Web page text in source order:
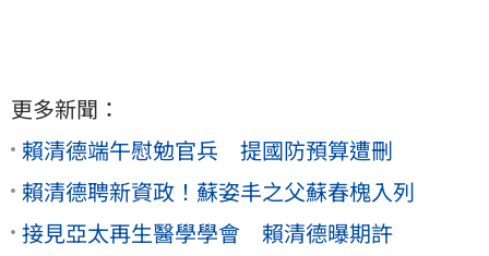
更多新聞：
賴清德端午慰勉官兵 提國防預算遭刪
賴清德聘新資政！蘇姿丰之父蘇春槐入列
接見亞太再生醫學學會 賴清德曝期許